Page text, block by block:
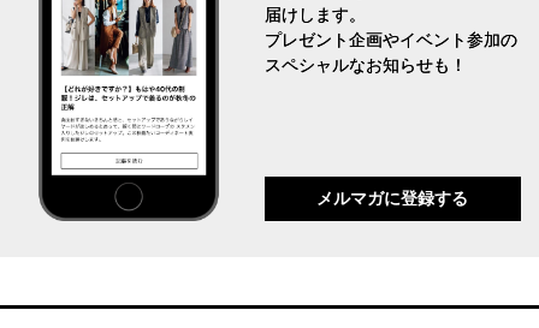
届けします。
プレゼント企画やイベント参加の
スペシャルなお知らせも！
メルマガに登録する